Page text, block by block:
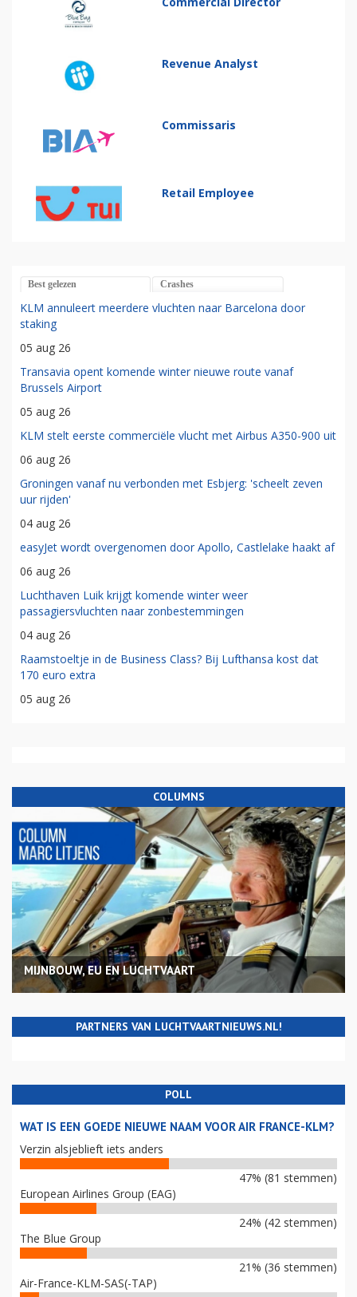
Revenue Analyst
Commissaris
Retail Employee
Best gelezen Crashes
KLM annuleert meerdere vluchten naar Barcelona door
staking
05 aug 26
Transavia opent komende winter nieuwe route vanaf
Brussels Airport
05 aug 26
KLM stelt eerste commerciële vlucht met Airbus A350-900 uit
06 aug 26
Groningen vanaf nu verbonden met Esbjerg: 'scheelt zeven
uur rijden'
04 aug 26
easyJet wordt overgenomen door Apollo, Castlelake haakt af
06 aug 26
Luchthaven Luik krijgt komende winter weer
passagiersvluchten naar zonbestemmingen
04 aug 26
Raamstoeltje in de Business Class? Bij Lufthansa kost dat
170 euro extra
05 aug 26
COLUMNS
MIJNBOUW, EU EN LUCHTVAART
PARTNERS VAN LUCHTVAARTNIEUWS.NL!
POLL
WAT IS EEN GOEDE NIEUWE NAAM VOOR AIR FRANCE-KLM?
Verzin alsjeblieft iets anders
47% (81 stemmen)
European Airlines Group (EAG)
24% (42 stemmen)
The Blue Group
21% (36 stemmen)
Air-France-KLM-SAS(-TAP)